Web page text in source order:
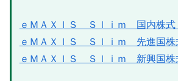
ｅＭＡＸＩＳ Ｓｌｉｍ 国内株式
ｅＭＡＸＩＳ Ｓｌｉｍ 先進国株
ｅＭＡＸＩＳ Ｓｌｉｍ 新興国株